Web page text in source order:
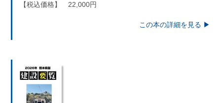
【税込価格】 22,000円
この本の詳細を見る ▶︎